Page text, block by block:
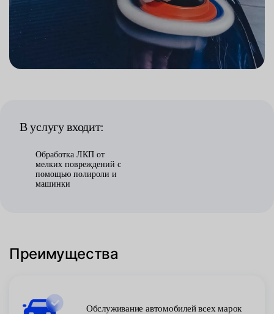
В услугу входит:
Обработка ЛКП от
мелких повреждений с
помощью полироли и
машинки
Преимущества
Обслуживание автомобилей всех марок